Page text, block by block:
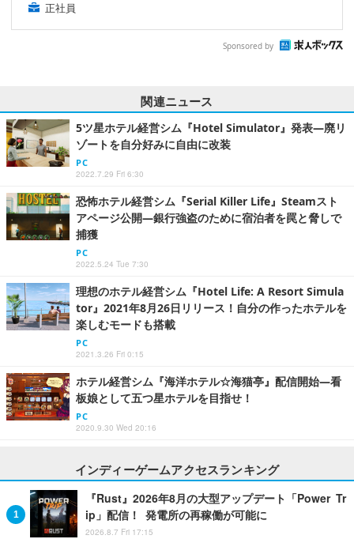
正社員
Sponsored by
関連ニュース
5ツ星ホテル経営シム『Hotel Simulator』発表―廃リ
ゾートを自分好みに自由に改装
PC
2022.7.29 Fri 6:30
恐怖ホテル経営シム『Serial Killer Life』Steamスト
アページ公開―銀行強盗のために宿泊者を罠と脅しで
捕獲
PC
2022.5.24 Tue 7:30
理想のホテル経営シム『Hotel Life: A Resort Simula
tor』2021年8月26日リリース！自分の作ったホテルを
楽しむモードも搭載
PC
2021.3.26 Fri 0:15
ホテル経営シム『海洋ホテル☆海猫亭』配信開始―看
板娘として五つ星ホテルを目指せ！
PC
2020.9.30 Wed 20:16
インディーゲームアクセスランキング
『Rust』2026年8月の大型アップデート「Power Tr
ip」配信！ 発電所の再稼働が可能に
2026.8.7 Fri 17:15